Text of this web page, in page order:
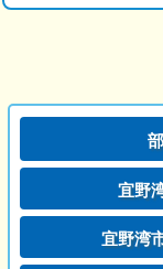
宜野
宜野湾